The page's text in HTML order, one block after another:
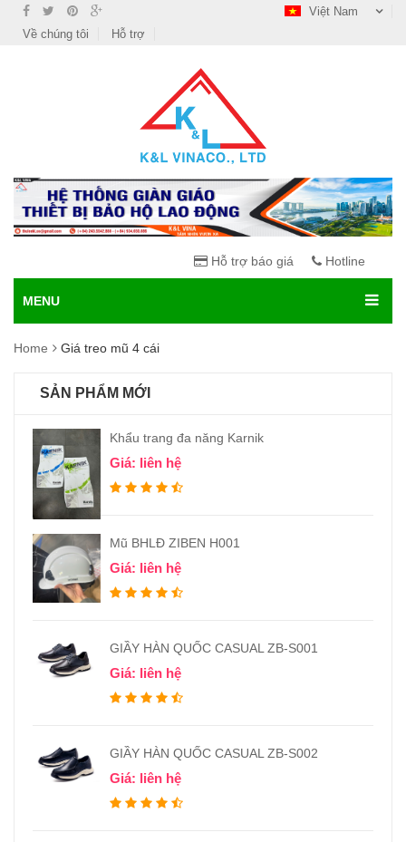
Việt Nam
Về chúng tôi
Hỗ trợ
Hỗ trợ báo giá Hotline
MENU
Home Giá treo mũ 4 cái
SẢN PHẨM MỚI
Khẩu trang đa năng Karnik
Giá: liên hệ
Mũ BHLĐ ZIBEN H001
Giá: liên hệ
GIẦY HÀN QUỐC CASUAL ZB-S001
Giá: liên hệ
GIẦY HÀN QUỐC CASUAL ZB-S002
Giá: liên hệ